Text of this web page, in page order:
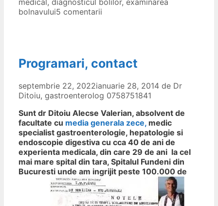
medical, diagnosticul bolilor, examinarea
bolnavului5 comentarii
Programari, contact
septembrie 22, 2022ianuarie 28, 2014 de Dr
Ditoiu, gastroenterolog 0758751841
Sunt dr Ditoiu Alecse Valerian, absolvent de
facultate cu media generala zece, medic
specialist gastroenterologie, hepatologie si
endoscopie digestiva cu cca 40 de ani de
experienta medicala, din care 29 de ani la cel
mai mare spital din tara, Spitalul Fundeni din
Bucuresti unde am ingrijit peste 100.000 de